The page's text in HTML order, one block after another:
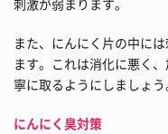
刺激が弱まります。
また、にんにく片の中に
ます。これは消化に悪く
寧に取るようにしましょう
にんにく臭対策